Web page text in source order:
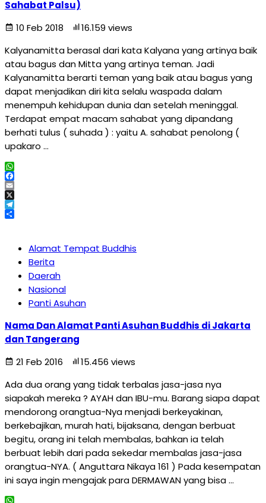
Sahabat Palsu)
10 Feb 2018
16.159 views
Kalyanamitta berasal dari kata Kalyana yang artinya baik
atau bagus dan Mitta yang artinya teman. Jadi
Kalyanamitta berarti teman yang baik atau bagus yang
dapat menjadikan diri kita selalu waspada dalam
menempuh kehidupan dunia dan setelah meninggal.
Terdapat empat macam sahabat yang dipandang
berhati tulus ( suhada ) : yaitu A. sahabat penolong (
upakaro …
WhatsApp
Facebook
Email
X
Telegram
Alamat Tempat Buddhis
Berita
Daerah
Nasional
Panti Asuhan
Nama Dan Alamat Panti Asuhan Buddhis di Jakarta
dan Tangerang
21 Feb 2016
15.456 views
Ada dua orang yang tidak terbalas jasa-jasa nya
siapakah mereka ? AYAH dan IBU-mu. Barang siapa dapat
mendorong orangtua-Nya menjadi berkeyakinan,
berkebajikan, murah hati, bijaksana, dengan berbuat
begitu, orang ini telah membalas, bahkan ia telah
berbuat lebih dari pada sekedar membalas jasa-jasa
orangtua-NYA. ( Anguttara Nikaya 161 ) Pada kesempatan
ini saya ingin mengajak para DERMAWAN yang bisa …